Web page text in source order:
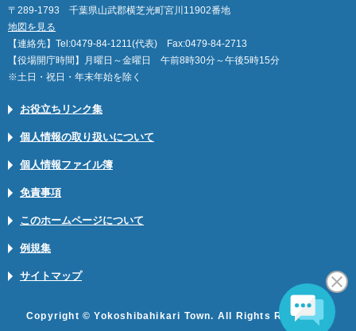
〒289-1793 千葉県山武郡横芝光町宮川11902番地
地図を見る
【連絡先】Tel:0479-84-1211(代表) Fax:0479-84-2713
【役場開庁時間】月曜日～金曜日 午前8時30分～午後5時15分
※土日・祝日・年末年始を除く
お役立ちリンク集
個人情報の取り扱いについて
個人情報ファイル簿
免責事項
このホームページについて
例規集
サイトマップ
Copyright © Yokoshibahikari Town. All Rights Reserved.